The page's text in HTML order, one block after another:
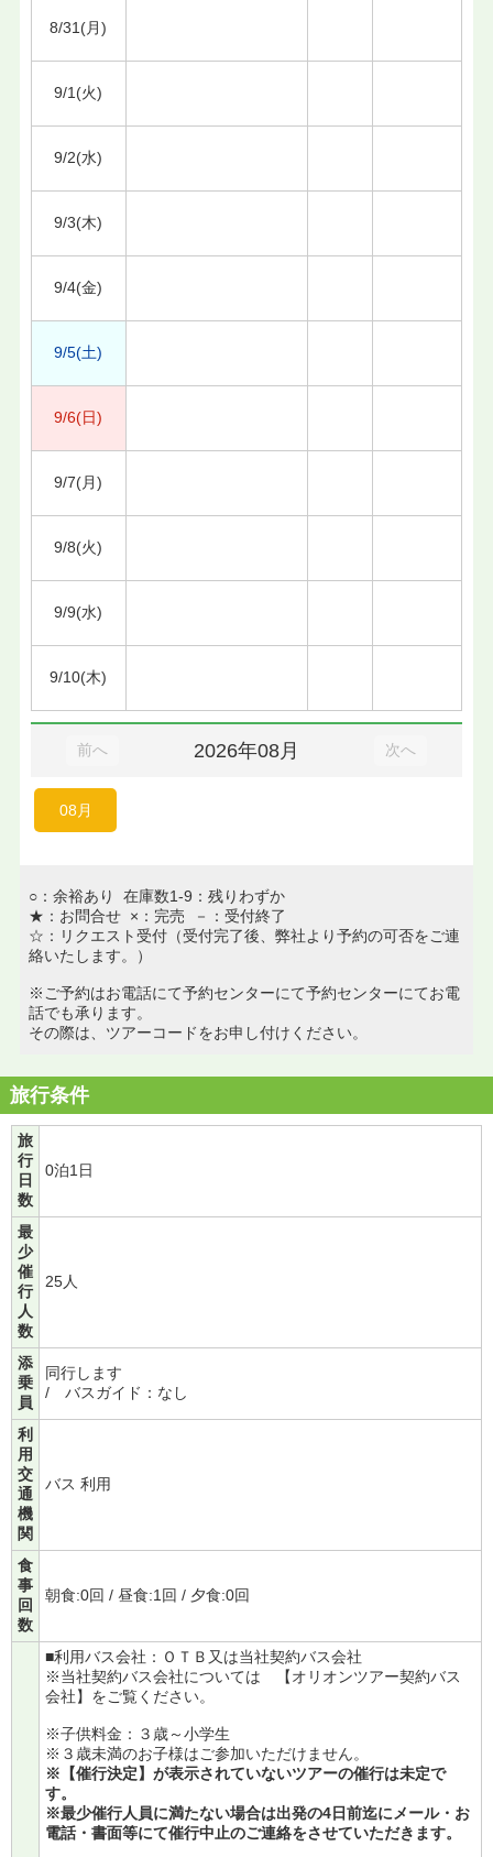
8/31(月)
9/1(火)
9/2(水)
9/3(木)
9/4(金)
9/5(土)
9/6(日)
9/7(月)
9/8(火)
9/9(水)
9/10(木)
前へ 2026年08月 次へ
08月
○：余裕あり 在庫数1-9：残りわずか
★：お問合せ ×：完売 －：受付終了
☆：リクエスト受付（受付完了後、弊社より予約の可否をご連
絡いたします。）
※ご予約はお電話にて予約センターにて予約センターにてお電
話でも承ります。
その際は、ツアーコードをお申し付けください。
旅行条件
旅
行
日
数
0泊1日
最
少
催
行
人
数
25人
添
乗
員
同行します
/ バスガイド：なし
利
用
交
通
機
関
バス 利用
食
事
回
数
朝食:0回 / 昼食:1回 / 夕食:0回
■利用バス会社：ＯＴＢ又は当社契約バス会社
※当社契約バス会社については
【オリオンツアー契約バス
会社】 をご覧ください。
※子供料金：３歳～小学生
※３歳未満のお子様はご参加いただけません。
※【催行決定】が表示されていないツアーの催行は未定で
す。
※最少催行人員に満たない場合は出発の4日前迄にメール・お
電話・書面等にて催行中止のご連絡をさせていただきます。